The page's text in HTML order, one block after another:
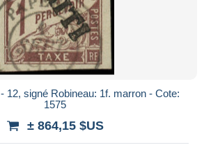
12, signé Robineau: 1f. marron - Cote:
1575
± 864,15 $US